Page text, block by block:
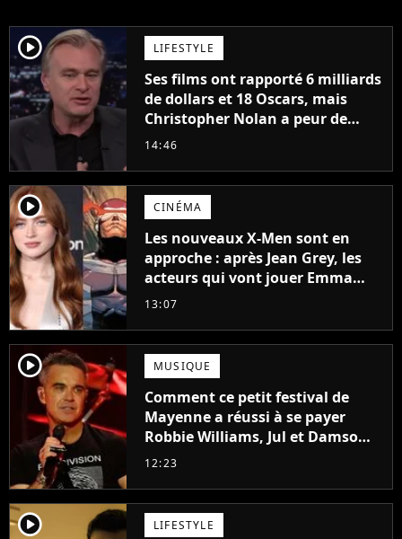
player2 LIFESTYLE
Ses films ont rapporté 6 milliards
de dollars et 18 Oscars, mais
Christopher Nolan a peur de
tourner un genre de films très
14:46
player2 CINÉMA
Les nouveaux X-Men sont en
approche : après Jean Grey, les
acteurs qui vont jouer Emma
Frost et Cyclope trouvés !
13:07
player2 MUSIQUE
Comment ce petit festival de
Mayenne a réussi à se payer
Robbie Williams, Jul et Damso
cette année ?
12:23
player2 LIFESTYLE